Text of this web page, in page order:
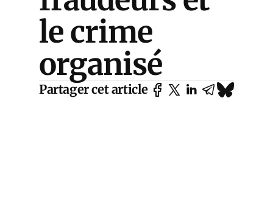
le crime
organisé
Partager cet article